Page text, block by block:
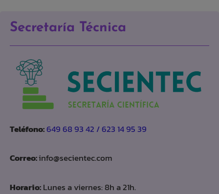
Secretaría Técnica
Teléfono:649 68 93 42 / 623 14 95 39
Correo:info@secientec.com
Horario:Lunes a viernes: 8h a 21h.